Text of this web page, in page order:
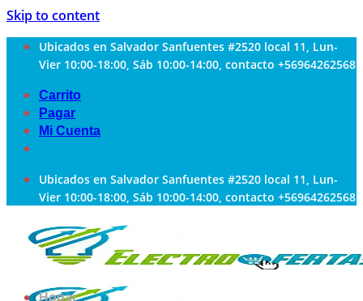
Skip to content
Ubicados en Salvador Sanfuentes #2520 local 11, Lun-
Vier 10:00-18:00, Sáb 10:00-14:00, contacto +56964262568
Carrito
Pagar
Mi Cuenta
Ubicados en Salvador Sanfuentes #2520 local 11, Lun-
Vier 10:00-18:00, Sáb 10:00-14:00, contacto +56964262568
Hogar